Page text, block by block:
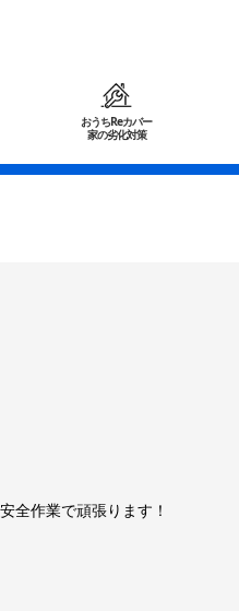
おうちReカバー
家の劣化対策
全作業で頑張ります！